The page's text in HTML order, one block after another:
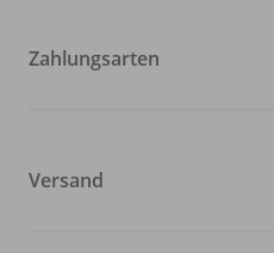
Zahlungsarten
Versand